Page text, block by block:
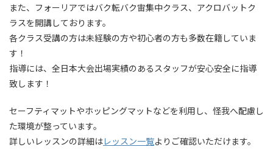
また、フォーリアではバク転バク宙集中クラス、アクロバットク
ラスを開講しております。
各クラス受講の方は未経験の方や初心者の方も多数在籍していま
す！
指導には、全日本大会出場実績のあるスタッフが安心安全に指導
致します！
セーフティマットやホッピングマットなどを利用し、怪我へ配慮し
た環境が整っています。
詳しいレッスンの詳細はレッスン一覧よりご確認いただけます。